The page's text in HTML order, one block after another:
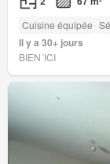
Cuisine équipée
Il y a 30+ jours
BIEN´ICI